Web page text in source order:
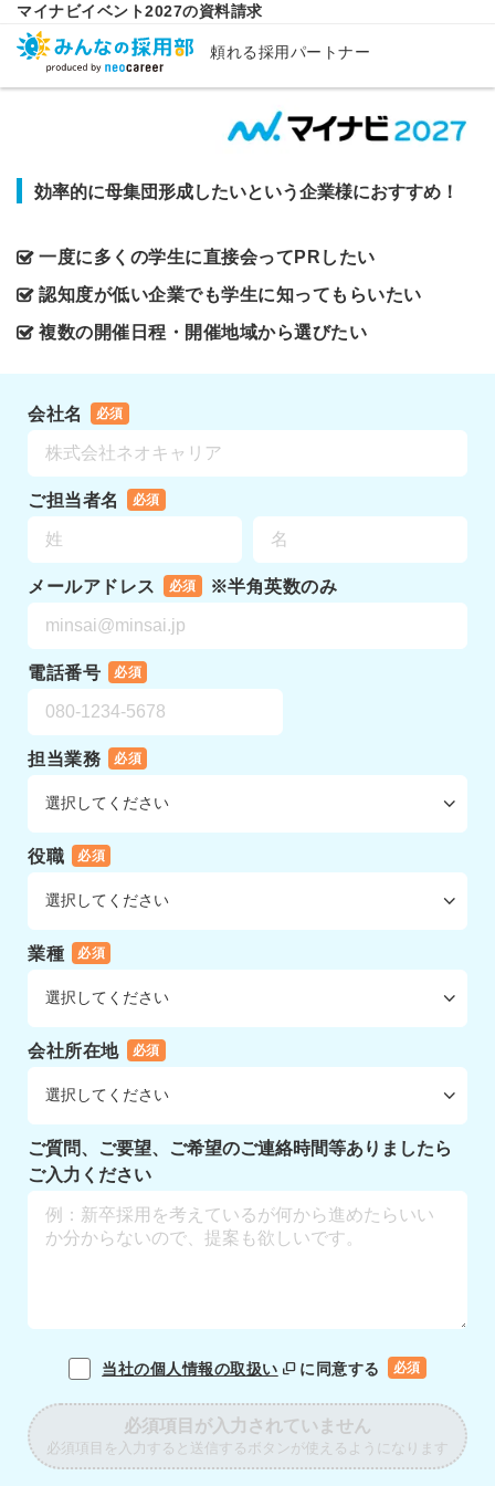
マイナビイベント2027の資料請求
頼れる採用パートナー
効率的に母集団形成したいという企業様におすすめ！
一度に多くの学生に直接会ってPRしたい
認知度が低い企業でも学生に知ってもらいたい
複数の開催日程・開催地域から選びたい
会社名 必須
ご担当者名 必須
メールアドレス 必須 ※半角英数のみ
電話番号 必須
担当業務 必須
役職 必須
業種 必須
会社所在地 必須
ご質問、ご要望、ご希望のご連絡時間等ありましたら
ご入力ください
当社の個人情報の取扱い に同意する 必須
必須項目が入力されていません
必須項目を入力すると送信するボタンが使えるようになります